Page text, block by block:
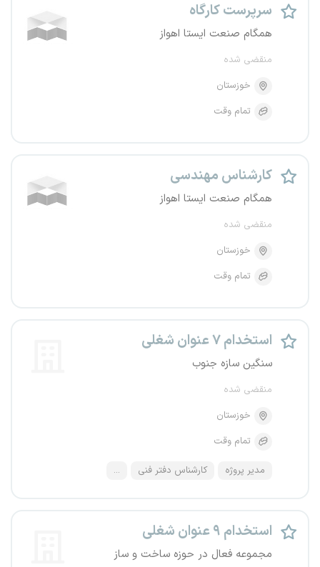
سرپرست کارگاه
همگام صنعت ایستا اهواز
منقضی شده
خوزستان
تمام وقت
کارشناس مهندسی
همگام صنعت ایستا اهواز
منقضی شده
خوزستان
تمام وقت
استخدام ۷ عنوان شغلی
سنگین سازه جنوب
منقضی شده
خوزستان
تمام وقت
مدیر پروژه کارشناس دفتر فنی ...
استخدام ۹ عنوان شغلی
مجموعه فعال در حوزه ساخت و ساز